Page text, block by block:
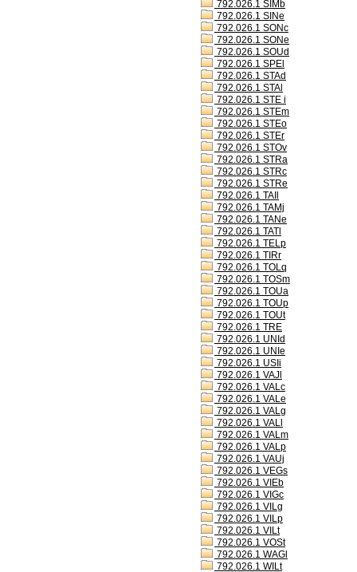
792.026.1 SIMb
792.026.1 SINe
792.026.1 SONc
792.026.1 SONe
792.026.1 SOUd
792.026.1 SPEl
792.026.1 STAd
792.026.1 STAl
792.026.1 STE i
792.026.1 STEm
792.026.1 STEo
792.026.1 STEr
792.026.1 STOv
792.026.1 STRa
792.026.1 STRc
792.026.1 STRe
792.026.1 TAIl
792.026.1 TAMj
792.026.1 TANe
792.026.1 TATl
792.026.1 TELp
792.026.1 TIRr
792.026.1 TOLq
792.026.1 TOSm
792.026.1 TOUa
792.026.1 TOUp
792.026.1 TOUt
792.026.1 TRE
792.026.1 UNId
792.026.1 UNIe
792.026.1 USIi
792.026.1 VAJl
792.026.1 VALc
792.026.1 VALe
792.026.1 VALg
792.026.1 VALl
792.026.1 VALm
792.026.1 VALp
792.026.1 VAUj
792.026.1 VEGs
792.026.1 VIEb
792.026.1 VIGc
792.026.1 VILg
792.026.1 VILp
792.026.1 VILt
792.026.1 VOSt
792.026.1 WAGl
792.026.1 WILt